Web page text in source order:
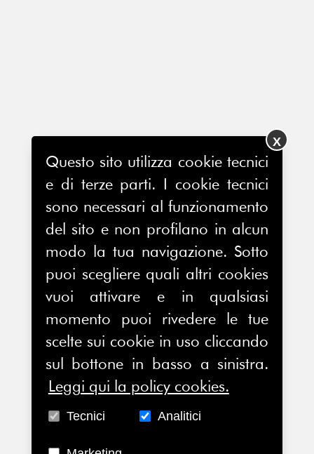
Questo sito utilizza cookie tecnici
e di terze parti. I cookie tecnici
sono necessari al funzionamento
del sito e non profilano in alcun
modo la tua navigazione. Sotto
puoi scegliere quali altri cookies
vuoi attivare e in qualsiasi
momento puoi rivedere le tue
scelte sui cookie in uso cliccando
sul bottone in basso a sinistra.
Leggi qui la policy cookies.
Tecnici Analitici
X